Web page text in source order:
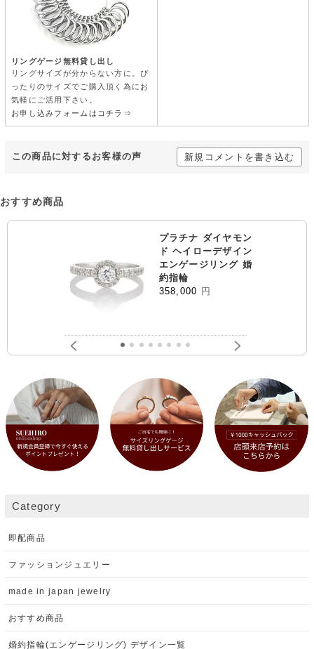
リングゲージ無料貸し出し
リングサイズが分からない方に。ぴ
ったりのサイズでご購入頂く為にお
気軽にご活用下さい。
お申し込みフォームはコチラ⇒
この商品に対するお客様の声 新規コメントを書き込む
おすすめ商品
プラチナ ダイヤモン
ド ヘイローデザイン
エンゲージリング 婚
約指輪
358,000 円
Category
即配商品
ファッションジュエリー
made in japan jewelry
おすすめ商品
婚約指輪(エンゲージリング) デザイン一覧